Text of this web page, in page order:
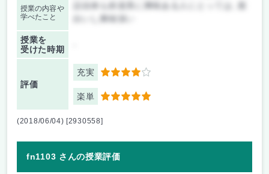
授業の内容や
学べたこと
話自体も鉄道系に興味ある人にとっては, 面
授業を
受けた時期
評価
充実 4
楽単 5
(2018/06/04) [2930558]
fn1103 さんの授業評価